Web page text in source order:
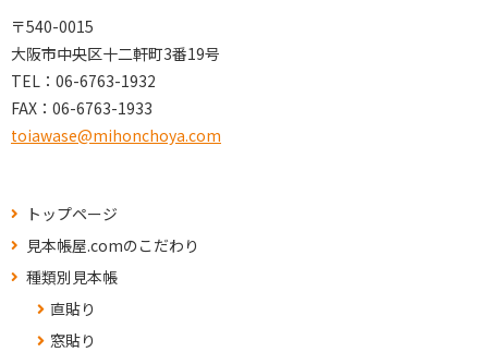
〒540-0015
大阪市中央区十二軒町3番19号
TEL： 06-6763-1932
FAX： 06-6763-1933
toiawase@mihonchoya.com
トップページ
見本帳屋.comのこだわり
種類別見本帳
直貼り
窓貼り